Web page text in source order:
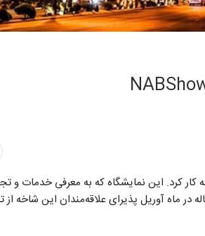
به کار کرد. این نمایشگاه که به معرفی خدمات و
در ماه آوریل پذیرای علاقه‌مندان این شاخه